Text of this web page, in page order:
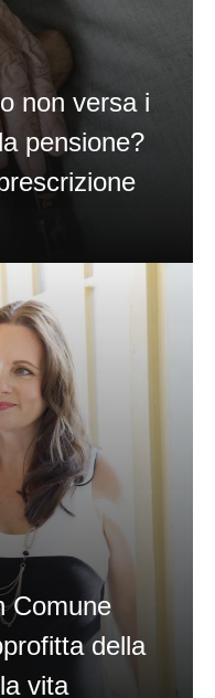
non versa i
pensione?
Comune
della
vita